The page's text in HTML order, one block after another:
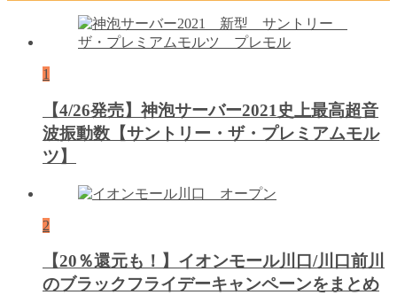
1
【4/26発売】神泡サーバー2021史上最高超音
波振動数【サントリー・ザ・プレミアムモル
ツ】
2
【20％還元も！】イオンモール川口/川口前川
のブラックフライデーキャンペーンをまとめ